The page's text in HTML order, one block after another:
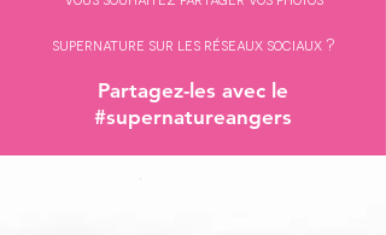
supernature sur les réseaux sociaux ?
Partagez-les avec le
#supernatureangers